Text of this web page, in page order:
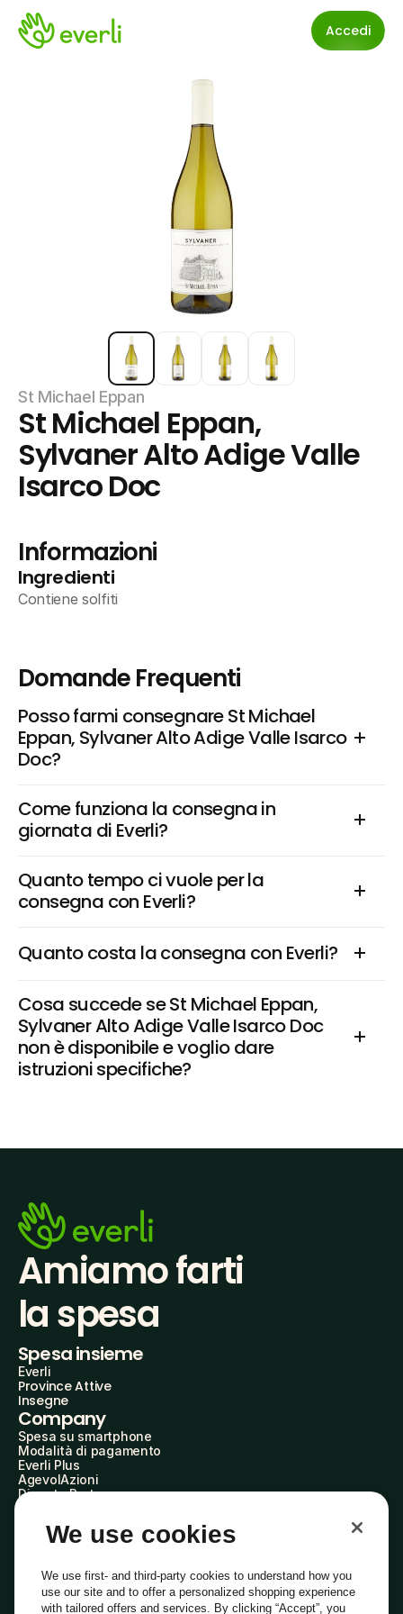
Accedi
St Michael Eppan
St Michael Eppan,
Sylvaner Alto Adige Valle
Isarco Doc
Informazioni
Ingredienti
Contiene solfiti
Domande Frequenti
Posso farmi consegnare St Michael
Eppan, Sylvaner Alto Adige Valle Isarco
Doc?
Come funziona la consegna in
giornata di Everli?
Quanto tempo ci vuole per la
consegna con Everli?
Quanto costa la consegna con Everli?
Cosa succede se St Michael Eppan,
Sylvaner Alto Adige Valle Isarco Doc
non è disponibile e voglio dare
istruzioni specifiche?
Amiamo farti
la spesa
Spesa insieme
Everli
Province Attive
Insegne
Company
Spesa su smartphone
Modalità di pagamento
Everli Plus
AgevolAzioni
Diventa Partner
Everli Shoppers
About Us
Everli News
Domande frequenti
Lavora con noi
We use cookies
We use first- and third-party cookies to understand how you
use our site and to offer a personalized shopping experience
with tailored offers and services. By clicking “Accept”, you